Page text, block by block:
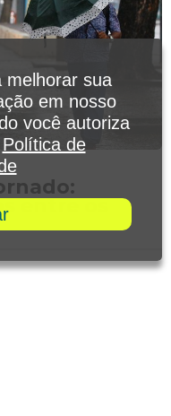
entre os
melhorar sua
em nosso
você autoriza
Política de